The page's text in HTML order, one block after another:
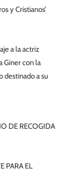
y Cristianos’
a la actriz
Giner con la
destinado a su
DE RECOGIDA
PARA EL